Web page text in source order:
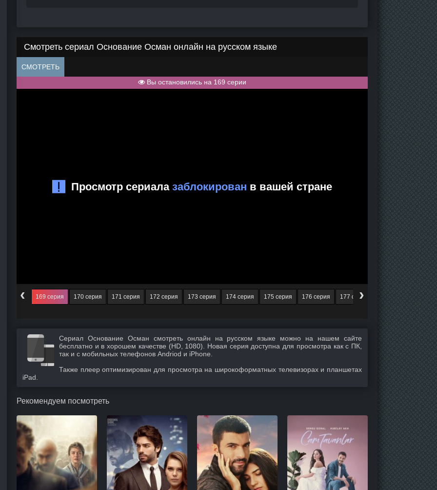
Смотреть сериал Основание Осман онлайн на русском языке
СМОТРЕТЬ
Вы остановились на 169 серии
‹
168 серия 169 серия 170 серия 171 серия 172 серия 173 серия 174 серия 175 серия 176 серия 177 серия 178 серия 179
›
Сериал Основание Осман смотреть онлайн на русском языке можно на нашем сайте
бесплатно и в хорошем качестве (HD, 1080). Новая серия доступна для просмотра как с ПК,
так и с мобильных телефонов Andriod и iPhone.
Также плеер оптимизирован для просмотра на широкоформатных телевизорах и планшетах
iPad.
Рекомендуем посмотреть